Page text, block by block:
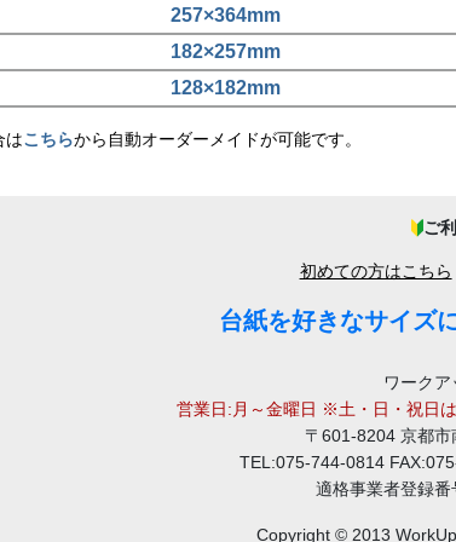
257×364mm
182×257mm
128×182mm
はこちらから自動オーダーメイドが可能です。
ご
初めての方はこちら
台紙を好きなサイズ
ワーク
営業日:月～金曜日 ※土・日・祝日
〒601-8204 京都
TEL:075-744-0814
適格事業者登録
Copyright © 2013